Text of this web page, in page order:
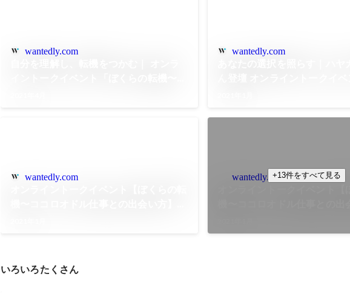
wantedly.com wantedly.com
wantedly.com wantedly.com+13件をすべて見る
いろいろたくさん